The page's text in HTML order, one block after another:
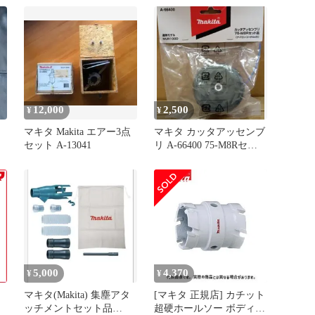
¥ 12,000
マキタ Makita エアー3点
セット A-13041
¥2,500
マキタ カッタアッセンブ
リ A-66400 75-M8Rセット
¥ 5,000
マキタ(Makita) 集塵アタ
ッチメントセット品
¥ 4,370
[マキタ 正規店] カチット
超硬ホールソー ボディの